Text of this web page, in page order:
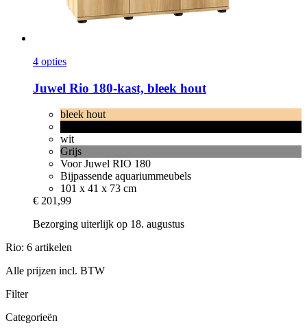
4 opties
Juwel Rio 180-​kast, bleek hout
bleek hout
wit
Grijs
Voor Juwel RIO 180
Bijpassende aquariummeubels
101 x 41 x 73 cm
€ 201,99
Bezorging uiterlijk op 18. augustus
Rio: 6 artikelen
Alle prijzen incl. BTW
Filter
Categorieën